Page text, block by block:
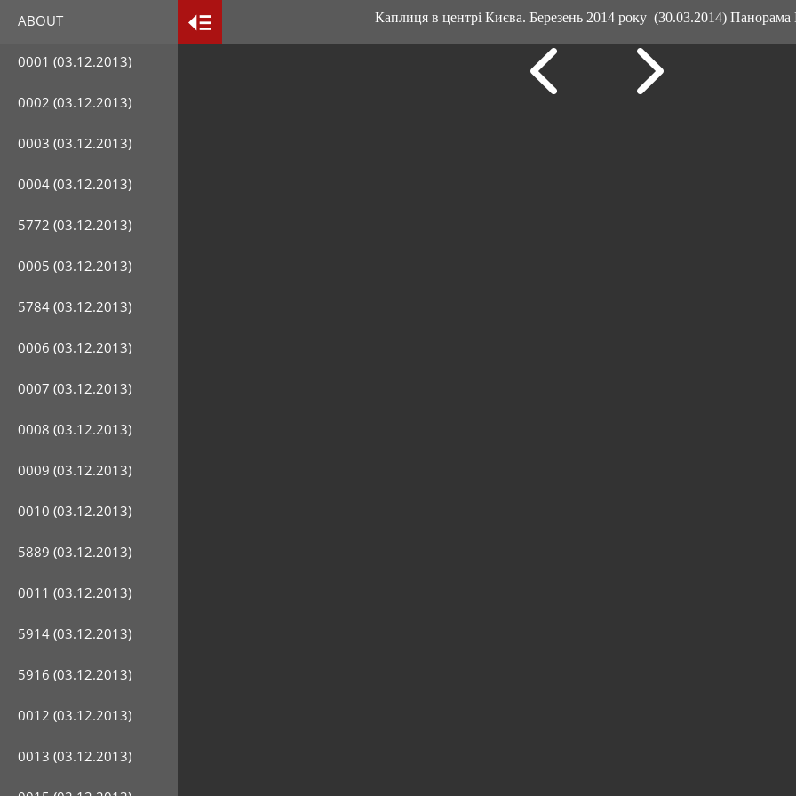
ABOUT
0001 (03.12.2013)
0002 (03.12.2013)
0003 (03.12.2013)
0004 (03.12.2013)
5772 (03.12.2013)
0005 (03.12.2013)
5784 (03.12.2013)
0006 (03.12.2013)
0007 (03.12.2013)
0008 (03.12.2013)
0009 (03.12.2013)
0010 (03.12.2013)
5889 (03.12.2013)
0011 (03.12.2013)
5914 (03.12.2013)
5916 (03.12.2013)
0012 (03.12.2013)
0013 (03.12.2013)
Каплиця в центрі Києва. Березень 2014 року (30.03.2014)